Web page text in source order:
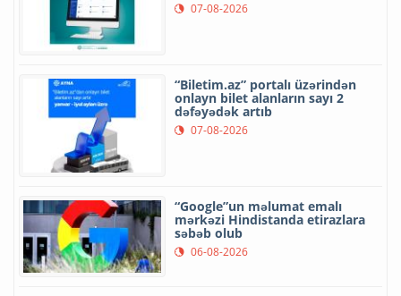
07-08-2026
“Biletim.az” portalı üzərindən
onlayn bilet alanların sayı 2
dəfəyədək artıb
07-08-2026
“Google”un məlumat emalı
mərkəzi Hindistanda etirazlara
səbəb olub
06-08-2026